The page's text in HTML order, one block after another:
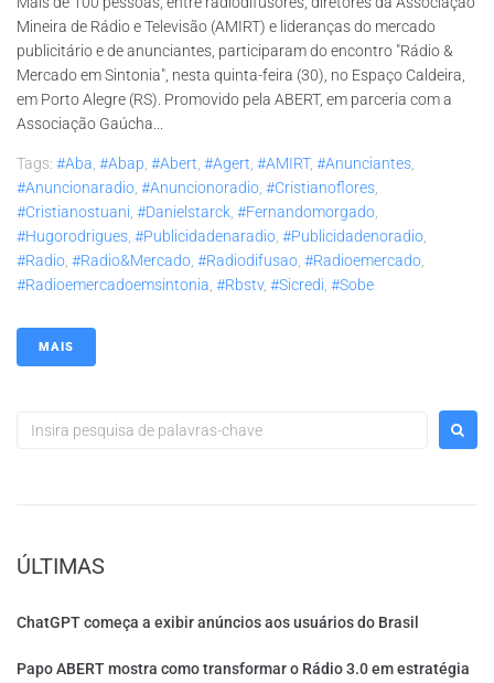
Mineira de Rádio e Televisão (AMIRT) e lideranças do mercado
publicitário e de anunciantes, participaram do encontro "Rádio &
Mercado em Sintonia", nesta quinta-feira (30), no Espaço Caldeira,
em Porto Alegre (RS). Promovido pela ABERT, em parceria com a
Associação Gaúcha...
Tags: #aba, #abap, #abert, #agert, #AMIRT, #anunciantes,
#anuncionaradio, #anuncionoradio, #cristianoflores,
#cristianostuani, #danielstarck, #fernandomorgado,
#hugorodrigues, #publicidadenaradio, #publicidadenoradio,
#radio, #radio&mercado, #radiodifusao, #radioemercado,
#radioemercadoemsintonia, #rbstv, #sicredi, #sobe
MAIS
ÚLTIMAS
ChatGPT começa a exibir anúncios aos usuários do Brasil
Papo ABERT mostra como transformar o Rádio 3.0 em estratégia